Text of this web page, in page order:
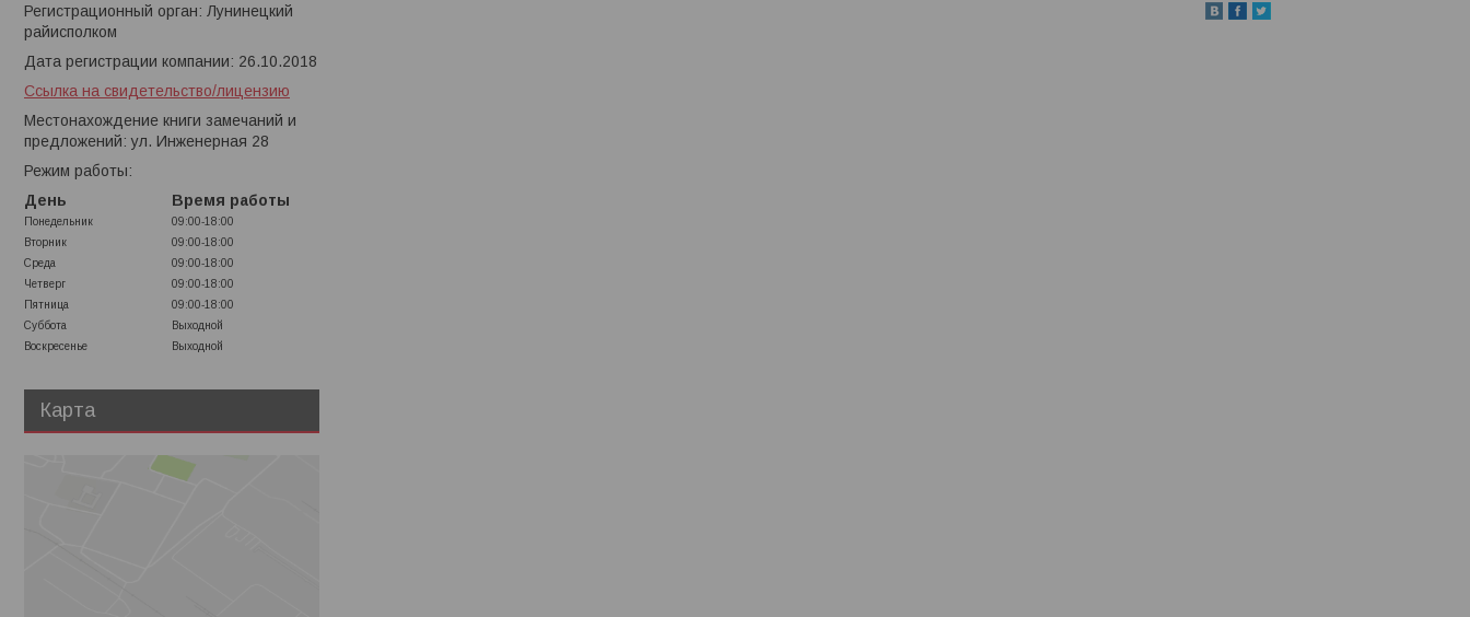
Регистрационный орган: Лунинецкий
райисполком
Дата регистрации компании: 26.10.2018
Ссылка на свидетельство/лицензию
Местонахождение книги замечаний и
предложений: ул. Инженерная 28
Режим работы:
День
Время работы
Понедельник
09:00-18:00
Вторник
09:00-18:00
Среда
09:00-18:00
Четверг
09:00-18:00
Пятница
09:00-18:00
Суббота
Выходной
Воскресенье
Выходной
Карта